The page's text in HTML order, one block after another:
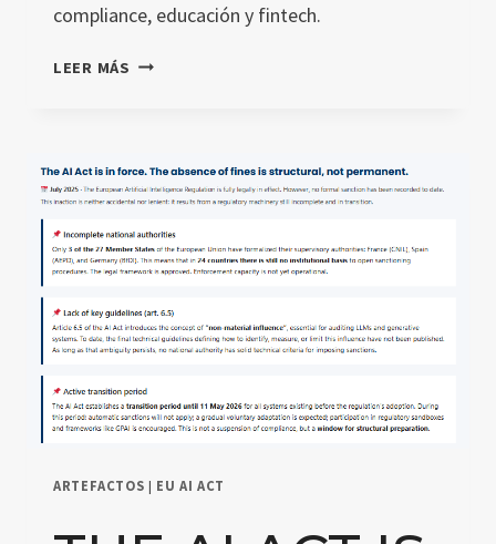
compliance, educación y fintech.
LEER MÁS CLAUDE
[2025]:
GUÍA
JL
ARTEFACTOS | EU AI ACT